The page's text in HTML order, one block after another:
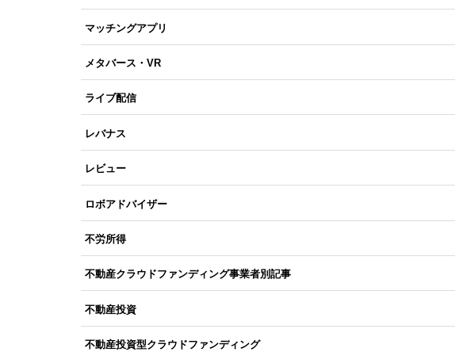
マッチングアプリ
メタバース・VR
ライブ配信
レバナス
レビュー
ロボアドバイザー
不労所得
不動産クラウドファンディング事業者別記事
不動産投資
不動産投資型クラウドファンディング